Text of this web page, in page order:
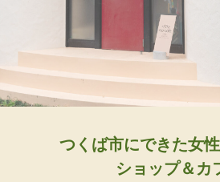
つくば市にできた女
ショップ＆カ